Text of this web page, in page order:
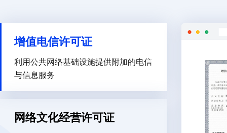
增值电信许可证
利用公共网络基础设施提供附加的电信
与信息服务
网络文化经营许可证